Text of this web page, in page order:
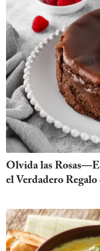
Olvida las
el Verdadero